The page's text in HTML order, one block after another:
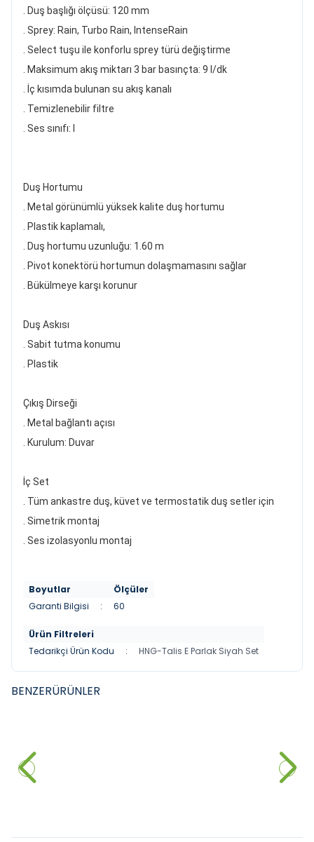
. Duş başlığı ölçüsü: 120 mm
. Sprey: Rain, Turbo Rain, IntenseRain
. Select tuşu ile konforlu sprey türü değiştirme
. Maksimum akış miktarı 3 bar basınçta: 9 l/dk
. İç kısımda bulunan su akış kanalı
. Temizlenebilir filtre
. Ses sınıfı: I
Duş Hortumu
. Metal görünümlü yüksek kalite duş hortumu
. Plastik kaplamalı,
. Duş hortumu uzunluğu: 1.60 m
. Pivot konektörü hortumun dolaşmamasını sağlar
. Bükülmeye karşı korunur
Duş Askısı
. Sabit tutma konumu
. Plastik
Çıkış Dirseği
. Metal bağlantı açısı
. Kurulum: Duvar
İç Set
. Tüm ankastre duş, küvet ve termostatik duş setler için
. Simetrik montaj
. Ses izolasyonlu montaj
Boyutlar
Ölçüler
Garanti Bilgisi
: 60
Ürün Filtreleri
Tedarikçi Ürün Kodu
: HNG-Talis E Parlak Siyah Set
BENZERÜRÜNLER
Banyo Bataryası, Tepe ve El
Duşu Seti
52.832,00
SmartControl Rainshower
SmartActive 310 Ankastre
Termostatik Duş Seti, Altın